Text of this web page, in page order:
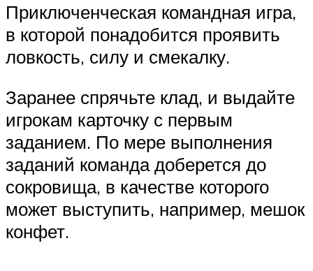
Приключенческая командная игра,
в которой понадобится проявить
ловкость, силу и смекалку.
Заранее спрячьте клад, и выдайте
игрокам карточку с первым
заданием. По мере выполнения
заданий команда доберется до
сокровища, в качестве которого
может выступить, например, мешок
конфет.